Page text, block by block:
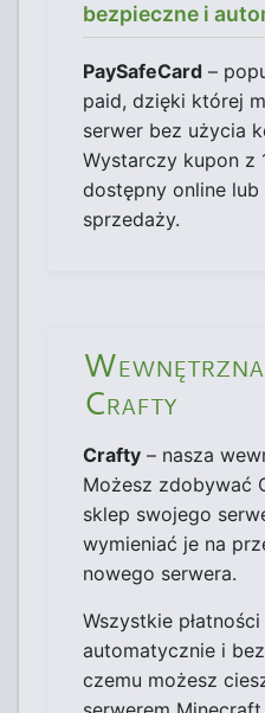
bezpieczne i
PaySafeCard –
paid, dzięki której
serwer bez użycia
Wystarczy kupon z
dostępny online
sprzedaży.
Crafty
Crafty – nasza
Możesz zdobywać
sklep swojego
wymieniać je na
nowego serwera.
Wszystkie
automatycznie i
czemu możesz